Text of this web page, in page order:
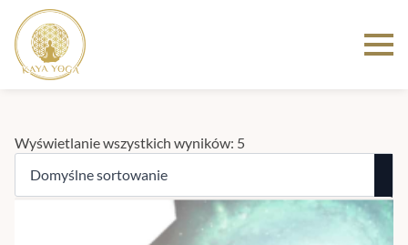
Wyświetlanie wszystkich wyników: 5